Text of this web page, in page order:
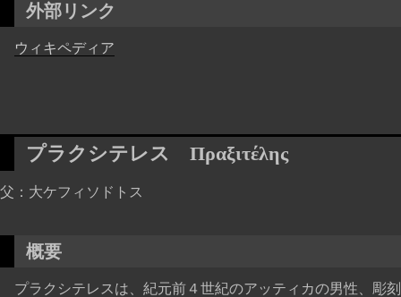
外部リンク
ウィキペディア
プラクシテレス Πραξιτέλης
父 大ケフィソドトス
概要
プラクシテレスは、紀元前４世紀のアッティカの男性、彫刻